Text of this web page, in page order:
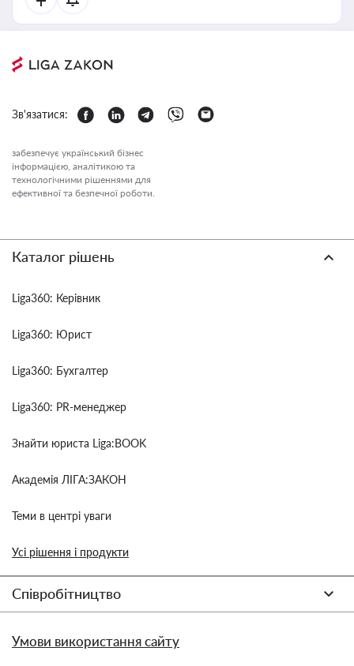
Зв'язатися:
забезпечує український бізнес
інформацією, аналітикою та
технологічними рішеннями для
ефективної та безпечної роботи.
Каталог рішень
Liga360: Керівник
Liga360: Юрист
Liga360: Бухгалтер
Liga360: PR-менеджер
Знайти юриста Liga:BOOK
Академія ЛІГА:ЗАКОН
Теми в центрі уваги
Усі рішення і продукти
Співробітництво
Умови використання сайту